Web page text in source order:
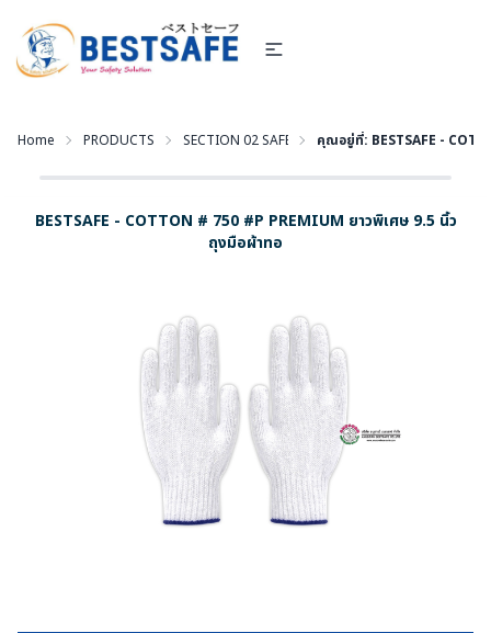
Home PRODUCTS SECTION 02 SAFETY GLOVES - ถุงมือนิรภัย
คุณอยู่ที่: BESTSAFE -
BESTSAFE - COTTON # 750 #P PREMIUM ยาวพิเศษ 9.5 นิ้ว
ถุงมือผ้าทอ